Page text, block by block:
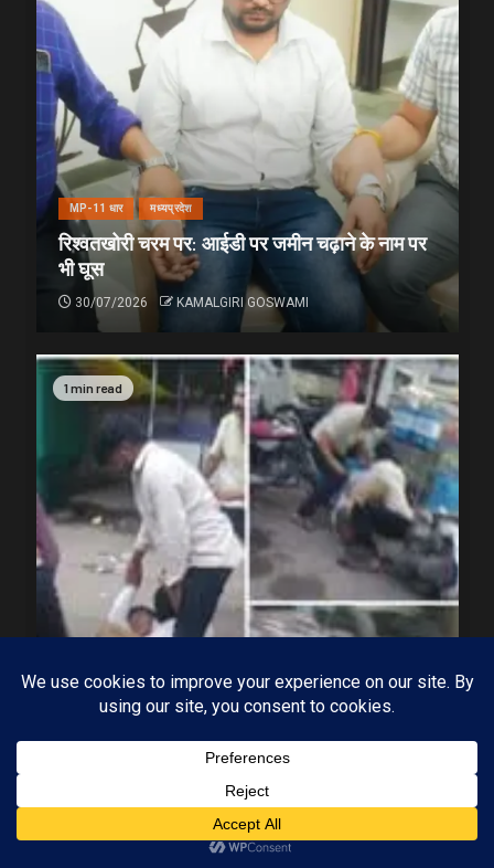
MP-11 धार मध्यप्रदेश
रिश्वतखोरी चरम पर: आईडी पर जमीन चढ़ाने के नाम पर
भी घूस
30/07/2026 KAMALGIRI GOSWAMI
1 min read
घोड़ा चौपाटी पर दो पक्षों में हुई मारपीट, क्या पुलिस
KAMALGIRI GOSWAMI